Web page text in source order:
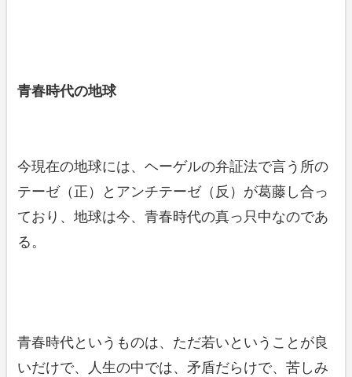
青春時代の地球
今現在の地球には、ヘーゲルの弁証法で言う所の
テーゼ（正）とアンチテーゼ（反）が葛藤し合っ
ており、地球は今、青春時代の真っ只中なのであ
る。
青春時代というものは、ただ若いということが良
いだけで、人生の中では、矛盾だらけで、苦しみ